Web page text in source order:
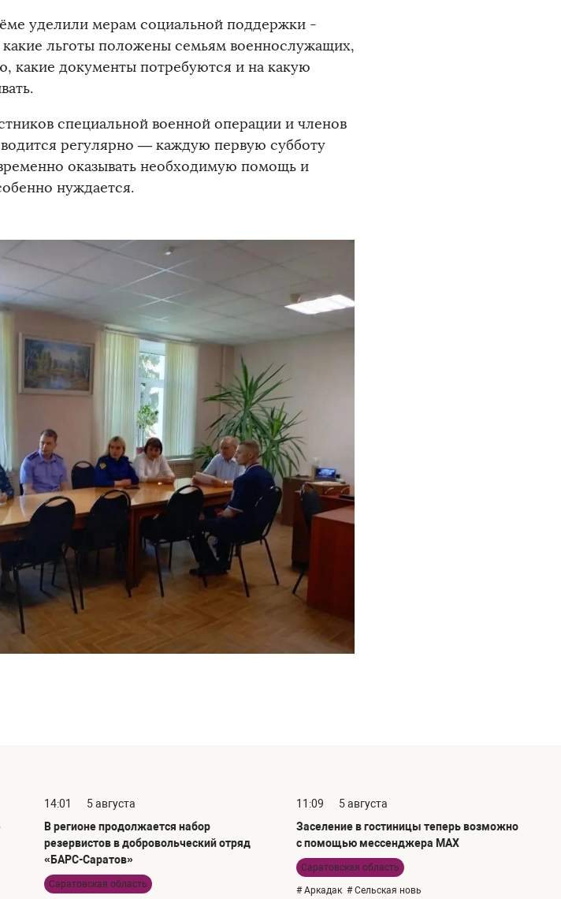
уделили мерам социальной поддержки -
льготы положены семьям военнослужащих,
какие документы потребуются и на какую
специальной военной операции и членов
регулярно — каждую первую субботу
оказывать необходимую помощь и
нуждается.
14:01
5 августа
В регионе продолжается набор
резервистов в добровольческий отряд
«БАРС-Саратов»
Саратовская область
11:09
5 августа
Заселение в гостиницы теперь возможно
с помощью мессенджера MAX
Саратовская область
# Аркадак # Сельская новь